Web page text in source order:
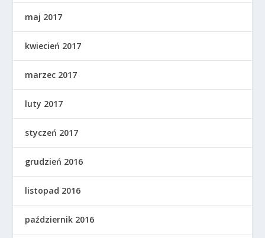
maj 2017
kwiecień 2017
marzec 2017
luty 2017
styczeń 2017
grudzień 2016
listopad 2016
październik 2016